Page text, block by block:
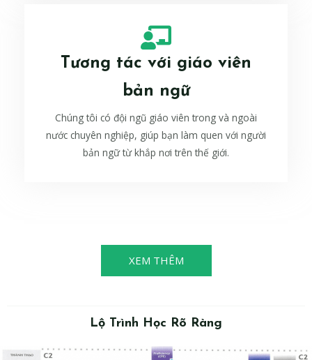
Tương tác với giáo viên
bản ngữ
Chúng tôi có đội ngũ giáo viên trong và ngoài
nước chuyên nghiệp, giúp bạn làm quen với người
bản ngữ từ khắp nơi trên thế giới.
XEM THÊM
Lộ Trình Học Rõ Ràng